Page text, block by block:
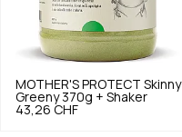
MOTHER'S PROTECT Skinny
Greeny 370g + Shaker
43,26 CHF